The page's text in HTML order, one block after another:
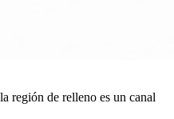
región de relleno es un canal